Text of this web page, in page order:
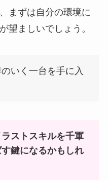
まずは自分の環境に
望ましいでしょう。
いく一台を手に入
ストスキルを千軍
鍵になるかもしれ